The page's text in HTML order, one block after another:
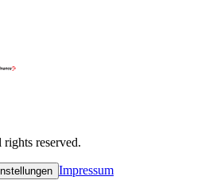
reserved.
Impressum